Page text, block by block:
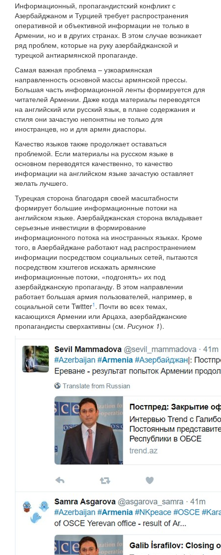
Информационный, пропагандистский конфликт с
Азербайджаном и Турцией требует распространения
оперативной и объективной информации не только в
Армении, но и в других странах. В этом случае возникает
ряд проблем, которые на руку азербайджанской и
турецкой антиармянской пропаганде.
Самая важная проблема – узкоармянская
направленность основной массы армянской прессы.
Большая часть информационной ленты формируется для
читателей Армении. Даже когда материалы переводятся
на английский или русский язык, в плане содержания и
стиля они зачастую непонятны не только для
иностранцев, но и для армян диаспоры.
Качество языков также продолжает оставаться
проблемой. Если материалы на русском языке в
основном переводятся качественно, то качество
информации на английском языке зачастую оставляет
желать лучшего.
Турецкая сторона благодаря своей масштабности
формирует большие информационные потоки на
английском языке. Азербайджанская сторона вкладывает
серьезные инвестиции в формирование
информационного потока на иностранных языках. Кроме
того, в Азербайджане работают над распространением
информации посредством социальных сетей, пытаются
посредством хэштегов искажать армянские
информационные потоки, «подгонять» их под
азербайджанскую пропаганду. В этом направлении
работает большая армия пользователей, например, в
социальной сети Twitter1 . Почти во всех темах,
касающихся Армении или Арцаха, азербайджанские
пропагандисты сверхактивны (см. Рисунок 1).